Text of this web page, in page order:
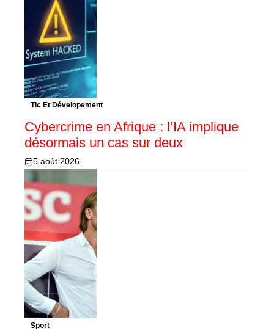
Tic Et Dévelopement
Cybercrime en Afrique : l’IA implique
désormais un cas sur deux
5 août 2026
Sport